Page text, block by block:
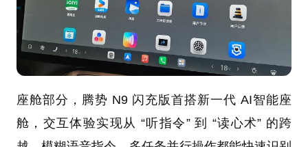
座舱部分，腾势 N9 闪充版首搭新一代 AI智能座
舱，交互体验实现从 “听指令” 到 “读心术” 的跨